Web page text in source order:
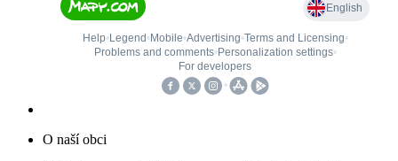
O naší obci